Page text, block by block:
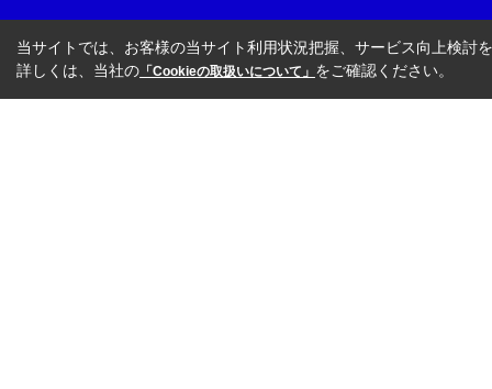
当サイトでは、お客様の当サイト利用状況把握、サービス向上検討
詳しくは、当社の 「Cookieの取扱いについて」 をご確認ください。